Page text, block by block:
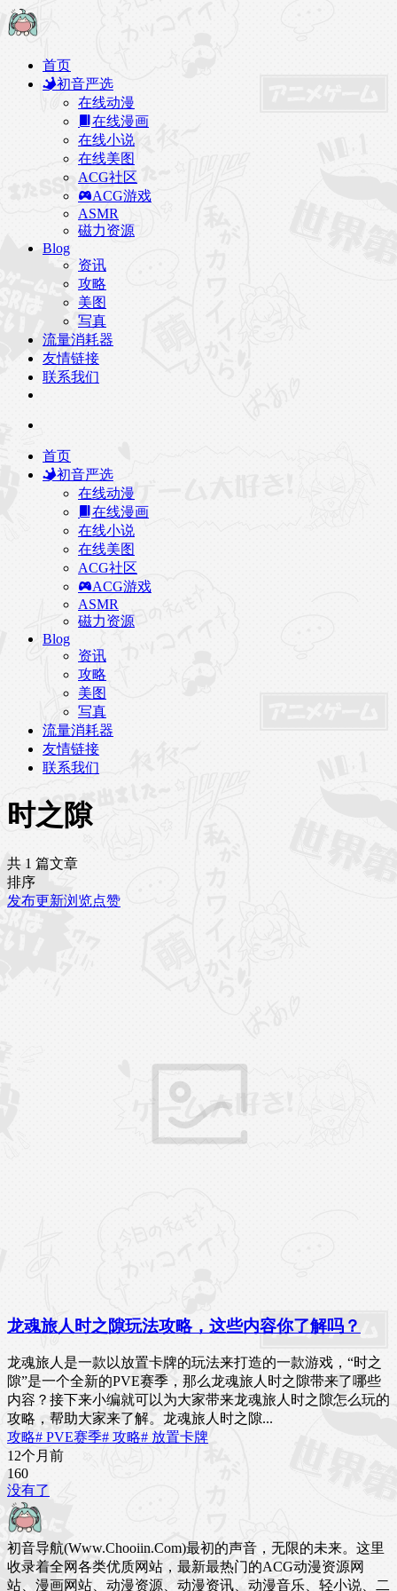
首页
初音严选
在线动漫
在线漫画
在线小说
在线美图
ACG社区
ACG游戏
ASMR
磁力资源
Blog
资讯
攻略
美图
写真
流量消耗器
友情链接
联系我们
首页
初音严选
在线动漫
在线漫画
在线小说
在线美图
ACG社区
ACG游戏
ASMR
磁力资源
Blog
资讯
攻略
美图
写真
流量消耗器
友情链接
联系我们
时之隙
共 1 篇文章
排序
发布更新浏览点赞
龙魂旅人时之隙玩法攻略，这些内容你了解吗？
龙魂旅人是一款以放置卡牌的玩法来打造的一款游戏，“时之
隙”是一个全新的PVE赛季，那么龙魂旅人时之隙带来了哪些
内容？接下来小编就可以为大家带来龙魂旅人时之隙怎么玩的
攻略，帮助大家来了解。龙魂旅人时之隙...
攻略# PVE赛季# 攻略# 放置卡牌
12个月前
160
没有了
初音导航(Www.Chooiin.Com)最初的声音，无限的未来。这里
收录着全网各类优质网站，最新最热门的ACG动漫资源网
站、漫画网站、动漫资源、动漫资讯、动漫音乐、轻小说、二